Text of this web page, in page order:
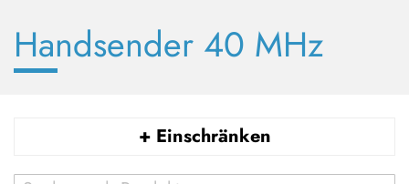
Handsender 40 MHz
+ Einschränken